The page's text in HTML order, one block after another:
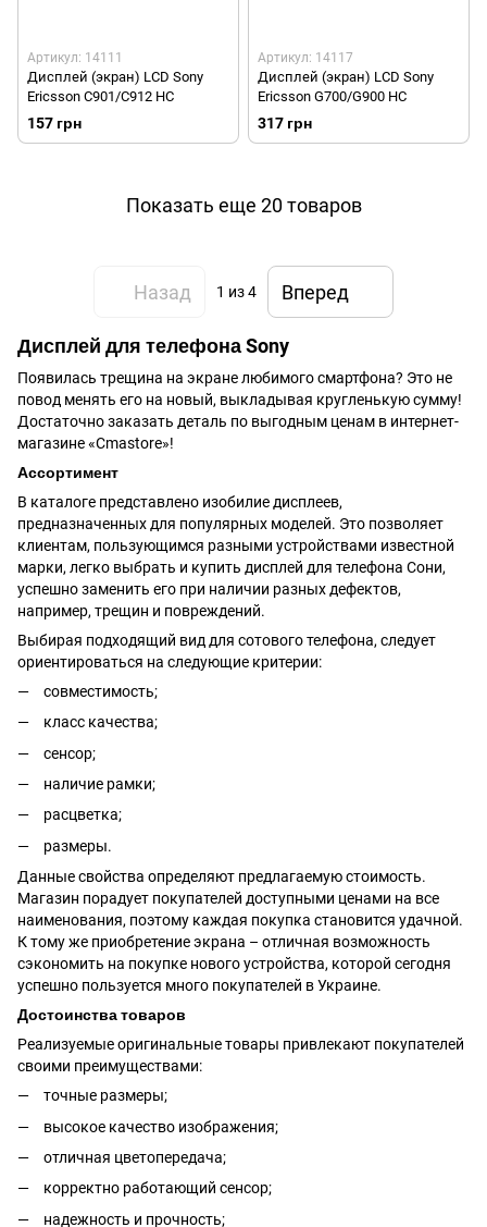
Артикул: 14111
Дисплей (экран) LCD Sony
Ericsson C901/C912 HC
157 грн
Артикул: 14117
Дисплей (экран) LCD Sony
Ericsson G700/G900 HC
317 грн
Показать еще 20 товаров
Назад 1 из 4 Вперед
Дисплей для телефона Sony
Появилась трещина на экране любимогосмартфона? Это не
повод менять его на новый, выкладывая кругленькую сумму!
Достаточно заказать деталь по выгодным ценам в интернет-
магазине «Cmastore»!
Ассортимент
В каталоге представлено изобилие дисплеев,
предназначенных для популярных моделей. Это позволяет
клиентам, пользующимся разными устройствами известной
марки, легко выбрать и купить дисплей для телефона Сони,
успешно заменить его при наличии разных дефектов,
например, трещин и повреждений.
Выбирая подходящий вид для сотового телефона, следует
ориентироваться на следующие критерии:
совместимость;
класс качества;
сенсор;
наличие рамки;
расцветка;
размеры.
Данные свойства определяют предлагаемую стоимость.
Магазин порадует покупателей доступными ценами на все
наименования, поэтому каждая покупка становится удачной.
К тому же приобретение экрана – отличная возможность
сэкономить на покупке нового устройства, которой сегодня
успешно пользуется много покупателей в Украине.
Достоинства товаров
Реализуемые оригинальные товары привлекают покупателей
своими преимуществами:
точные размеры;
высокое качество изображения;
отличная цветопередача;
корректно работающий сенсор;
надежность и прочность;